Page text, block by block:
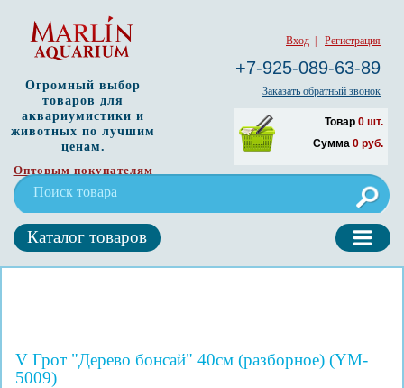
Вход Регистрация
+7-925-089-63-89
Заказать обратный звонок
Товар 0 шт.
Сумма 0 руб.
Огромный выбор
товаров для
аквариумистики и
животных по лучшим
ценам.
Оптовым покупателям
Каталог товаров
V Грот "Дерево бонсай" 40см (разборное) (YM-
5009)